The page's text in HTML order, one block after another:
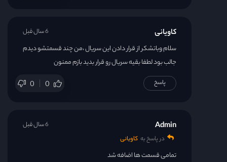
کاویانی
سلام وباتشکر از قرار دادن این سریال ،من چند قسمتشو دیدم
جالب بود لطفا بقیه سریال رو قرار بدید بازم ممنون
0 0
6 سال قبل
پاسخ
Admin
در پاسخ به کاویانی
تمامی قسمت ها اضافه شد
6 سال قبل